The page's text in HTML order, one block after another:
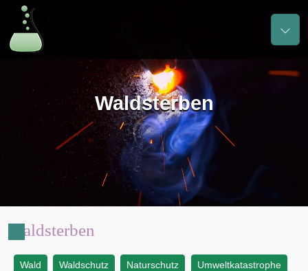
Waldsterben
Waldsterben
Wald Waldschutz Naturschutz Umweltkatastrophe